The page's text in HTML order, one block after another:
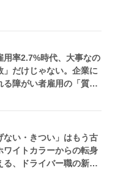
用率2.7%時代、大事なの
」だけじゃない。企業に
る障がい者雇用の「質」
ない・きつい」はもう古
ワイトカラーからの転身
る、ドライバー職の新し